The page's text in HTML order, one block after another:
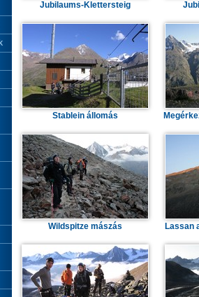
Jubilaums-Klettersteig
Stablein állomás
Wildspitze mászás Lassan